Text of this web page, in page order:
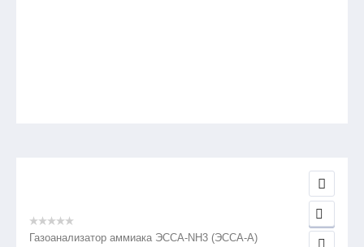
Газоанализатор аммиака ЭССА-NH3 (ЭССА-А)